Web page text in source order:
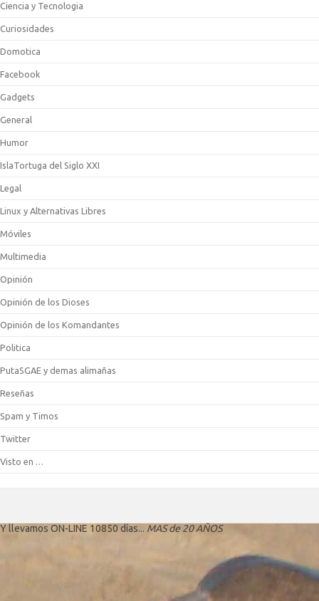
Ciencia y Tecnologia
Curiosidades
Domotica
Facebook
Gadgets
General
Humor
IslaTortuga del Siglo XXI
Legal
Linux y Alternativas Libres
Móviles
Multimedia
Opinión
Opinión de los Dioses
Opinión de los Komandantes
Politica
PutaSGAE y demas alimañas
Reseñas
Spam y Timos
Twitter
Visto en …
Y llevamos ON-LINE 10850 días... MAS de 20 AÑOS